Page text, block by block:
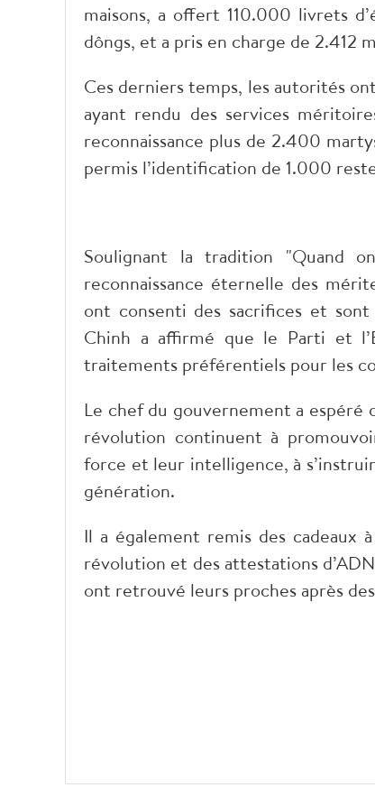
maisons, a offert 110.000 livrets
dôngs, et a pris en charge de 2.412
Ces derniers temps, les autorités
ayant rendu des services
reconnaissance plus de 2.400
permis l’identification de 1.000
Soulignant la tradition "Quand
reconnaissance éternelle des
ont consenti des sacrifices et
Chinh a affirmé que le Parti et
traitements préférentiels pour les
Le chef du gouvernement a espéré
révolution continuent à
force et leur intelligence, à
génération.
Il a également remis des cadeaux
révolution et des attestations
ont retrouvé leurs proches après